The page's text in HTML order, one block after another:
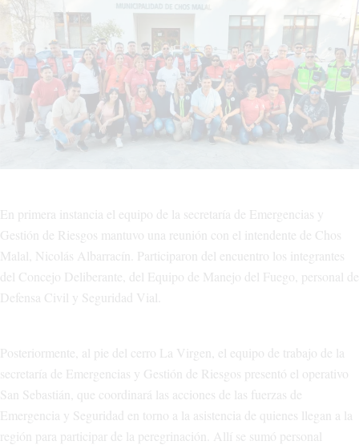
En primera instancia el equipo de la secretaría de Emergencias y
Gestión de Riesgos mantuvo una reunión con el intendente de Chos
Malal, Nicolás Albarracín. Participaron del encuentro los integrantes
del Concejo Deliberante, del Equipo de Manejo del Fuego, personal de
Defensa Civil y Seguridad Vial.
Posteriormente, al pie del cerro La Virgen, el equipo de trabajo de la
secretaría de Emergencias y Gestión de Riesgos presentó el operativo
San Sebastián, que coordinará las acciones de las fuerzas de
Emergencia y Seguridad en torno a la asistencia de quienes llegan a la
región para participar de la peregrinación. Allí se sumó personal